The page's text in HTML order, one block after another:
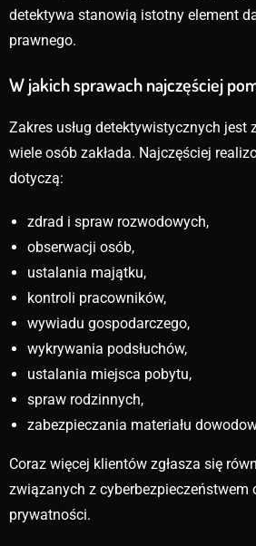
detektywa stanowią istotny element
prawnego.
W jakich sprawach najczęściej
Zakres usług detektywistycznych jest
wiele osób zakłada. Najczęściej
dotyczą:
zdrad i spraw rozwodowych,
obserwacji osób,
ustalania majątku,
kontroli pracowników,
wywiadu gospodarczego,
wykrywania podsłuchów,
ustalania miejsca pobytu,
spraw rodzinnych,
zabezpieczania materiału
Coraz więcej klientów zgłasza się
związanych z cyberbezpieczeństwem
prywatności.